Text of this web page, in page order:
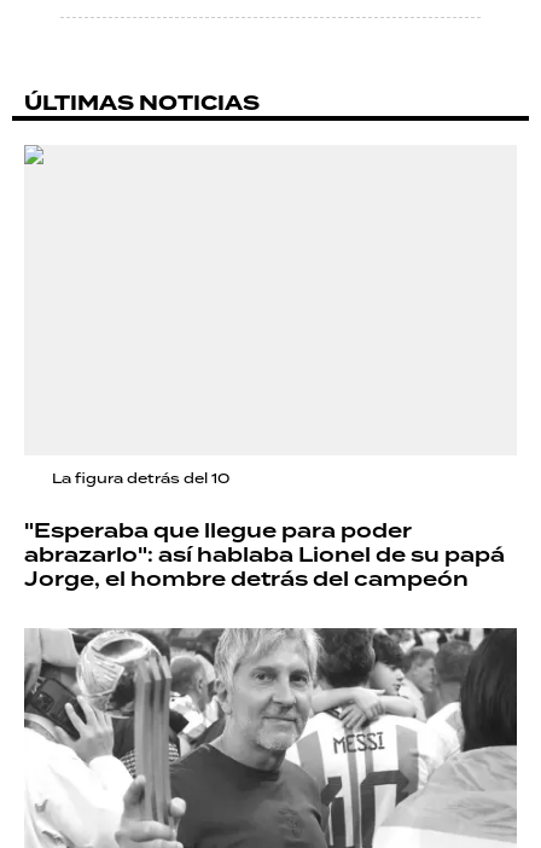
ÚLTIMAS NOTICIAS
La figura detrás del 10
"Esperaba que llegue para poder
abrazarlo": así hablaba Lionel de su papá
Jorge, el hombre detrás del campeón